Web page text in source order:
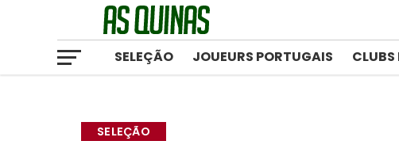
SELEÇÃO JOUEURS PORTUGAIS
SELEÇÃO